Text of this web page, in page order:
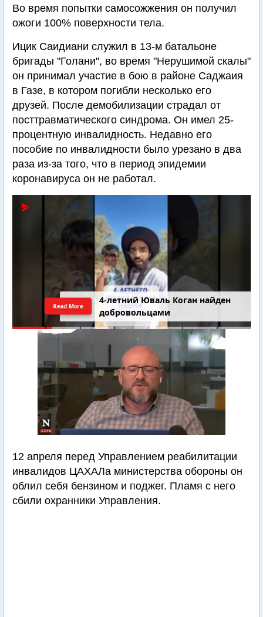
Во время попытки самосожжения он получил
ожоги 100% поверхности тела.
Ицик Саидиани служил в 13-м батальоне
бригады "Голани", во время "Нерушимой скалы"
он принимал участие в бою в районе Саджаия
в Газе, в котором погибли несколько его
друзей. После демобилизации страдал от
посттравматического синдрома. Он имел 25-
процентную инвалидность. Недавно его
пособие по инвалидности было урезано в два
раза из-за того, что в период эпидемии
коронавируса он не работал.
4-летний Юваль Коган найден
добровольцами
Read More
12 апреля перед Управлением реабилитации
инвалидов ЦАХАЛа министерства обороны он
облил себя бензином и поджег. Пламя с него
сбили охранники Управления.